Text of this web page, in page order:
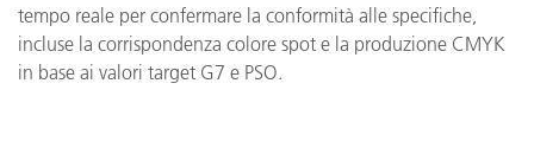
tempo reale per confermare la conformità alle specifiche,
incluse la corrispondenza colore spot e la produzione CMYK
in base ai valori target G7 e PSO.